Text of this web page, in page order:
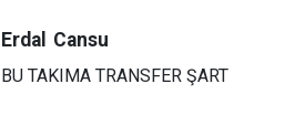
Erdal Cansu
BU TAKIMA TRANSFER ŞART